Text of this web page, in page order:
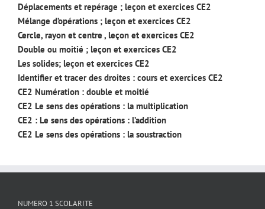
Déplacements et repérage ; leçon et exercices CE2
Mélange d’opérations ; leçon et exercices CE2
Cercle, rayon et centre , leçon et exercices CE2
Double ou moitié ; leçon et exercices CE2
Les solides; leçon et exercices CE2
Identifier et tracer des droites : cours et exercices CE2
CE2 Numération : double et moitié
CE2 Le sens des opérations : la multiplication
CE2 : Le sens des opérations : l’addition
CE2 Le sens des opérations : la soustraction
NUMERO 1 SCOLARITE